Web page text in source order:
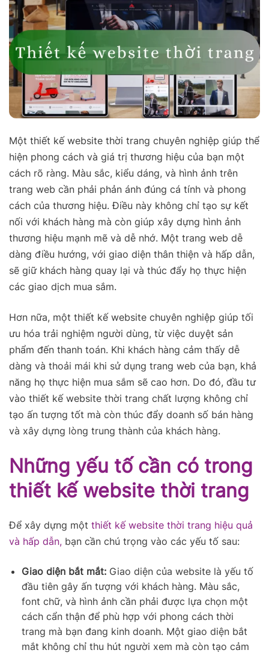
Một thiết kế website thời trang chuyên nghiệp giúp thể
hiện phong cách và giá trị thương hiệu của bạn một
cách rõ ràng. Màu sắc, kiểu dáng, và hình ảnh trên
trang web cần phải phản ánh đúng cá tính và phong
cách của thương hiệu. Điều này không chỉ tạo sự kết
nối với khách hàng mà còn giúp xây dựng hình ảnh
thương hiệu mạnh mẽ và dễ nhớ. Một trang web dễ
dàng điều hướng, với giao diện thân thiện và hấp dẫn,
sẽ giữ khách hàng quay lại và thúc đẩy họ thực hiện
các giao dịch mua sắm.
Hơn nữa, một thiết kế website chuyên nghiệp giúp tối
ưu hóa trải nghiệm người dùng, từ việc duyệt sản
phẩm đến thanh toán. Khi khách hàng cảm thấy dễ
dàng và thoải mái khi sử dụng trang web của bạn, khả
năng họ thực hiện mua sắm sẽ cao hơn. Do đó, đầu tư
vào thiết kế website thời trang chất lượng không chỉ
tạo ấn tượng tốt mà còn thúc đẩy doanh số bán hàng
và xây dựng lòng trung thành của khách hàng.
Những yếu tố cần có trong
thiết kế website thời trang
Để xây dựng một thiết kế website thời trang hiệu quả
và hấp dẫn, bạn cần chú trọng vào các yếu tố sau:
Giao diện bắt mắt:Giao diện của website là yếu tố
đầu tiên gây ấn tượng với khách hàng. Màu sắc,
font chữ, và hình ảnh cần phải được lựa chọn một
cách cẩn thận để phù hợp với phong cách thời
trang mà bạn đang kinh doanh. Một giao diện bắt
mắt không chỉ thu hút người xem mà còn tạo cảm